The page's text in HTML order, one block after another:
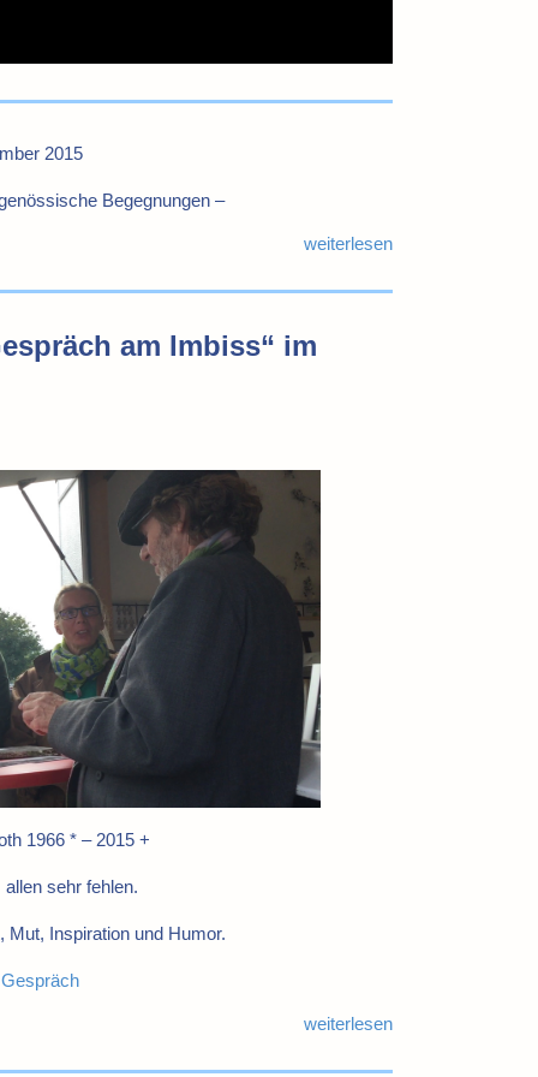
2015
Begegnungen –
weiterlesen
am Imbiss“ im
1966 * – 2015 +
sehr fehlen.
Mut, Inspiration und Humor.
weiterlesen